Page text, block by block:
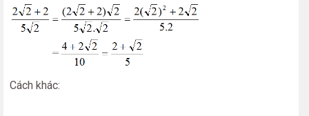
Cách khác: